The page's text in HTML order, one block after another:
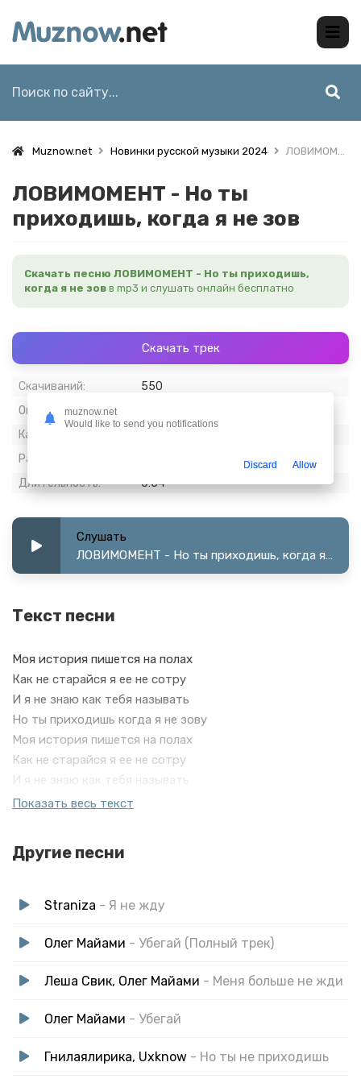
Muznow.net Новинки русской музыки 2024 ЛОВИМОМЕНТ - Но ты приходишь, когда я не зов
ЛОВИМОМЕНТ - Но ты
приходишь, когда я не зов
Скачать песню ЛОВИМОМЕНТ - Но ты приходишь,
когда я не зов в mp3 и слушать онлайн бесплатно
Скачать трек
Скачиваний:
550
Опубликовано:
Качество:
Размер:
Длительность:
0:54
Слушать
ЛОВИМОМЕНТ - Но ты приходишь, когда я не зов
Текст песни
Моя история пишется на полах
Как не старайся я ее не сотру
И я не знаю как тебя называть
Но ты приходишь когда я не зову
Моя история пишется на полах
Как не старайся я ее не сотру
И я не знаю как тебя называть
Но ты приходишь когда я не зову
И я не знаю как тебя называть
Показать весь текст
Другие песни
Straniza - Я не жду
Олег Майами - Убегай (Полный трек)
Леша Свик, Олег Майами - Меня больше не жди
Олег Майами - Убегай
Гнилаялирика, Uxknow - Но ты не приходишь
muznow.net
Would like to send you notifications
Discard Allow